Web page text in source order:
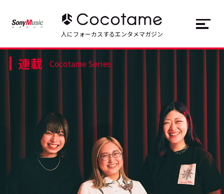
トップ Top
Articles
連載一覧 Series
Cocotameとは About
JP EN
人にフォーカスするエンタメマガジン
連載 Cocotame Series